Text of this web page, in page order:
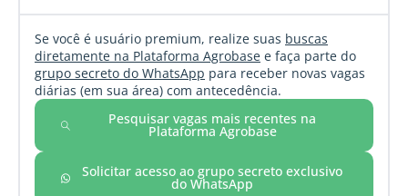
Se você é usuário premium, realize suas buscas
diretamente na Plataforma Agrobase e faça parte do
grupo secreto do WhatsApp para receber novas vagas
diárias (em sua área) com antecedência.
Pesquisar vagas mais recentes na
Plataforma Agrobase
Solicitar acesso ao grupo secreto exclusivo
do WhatsApp